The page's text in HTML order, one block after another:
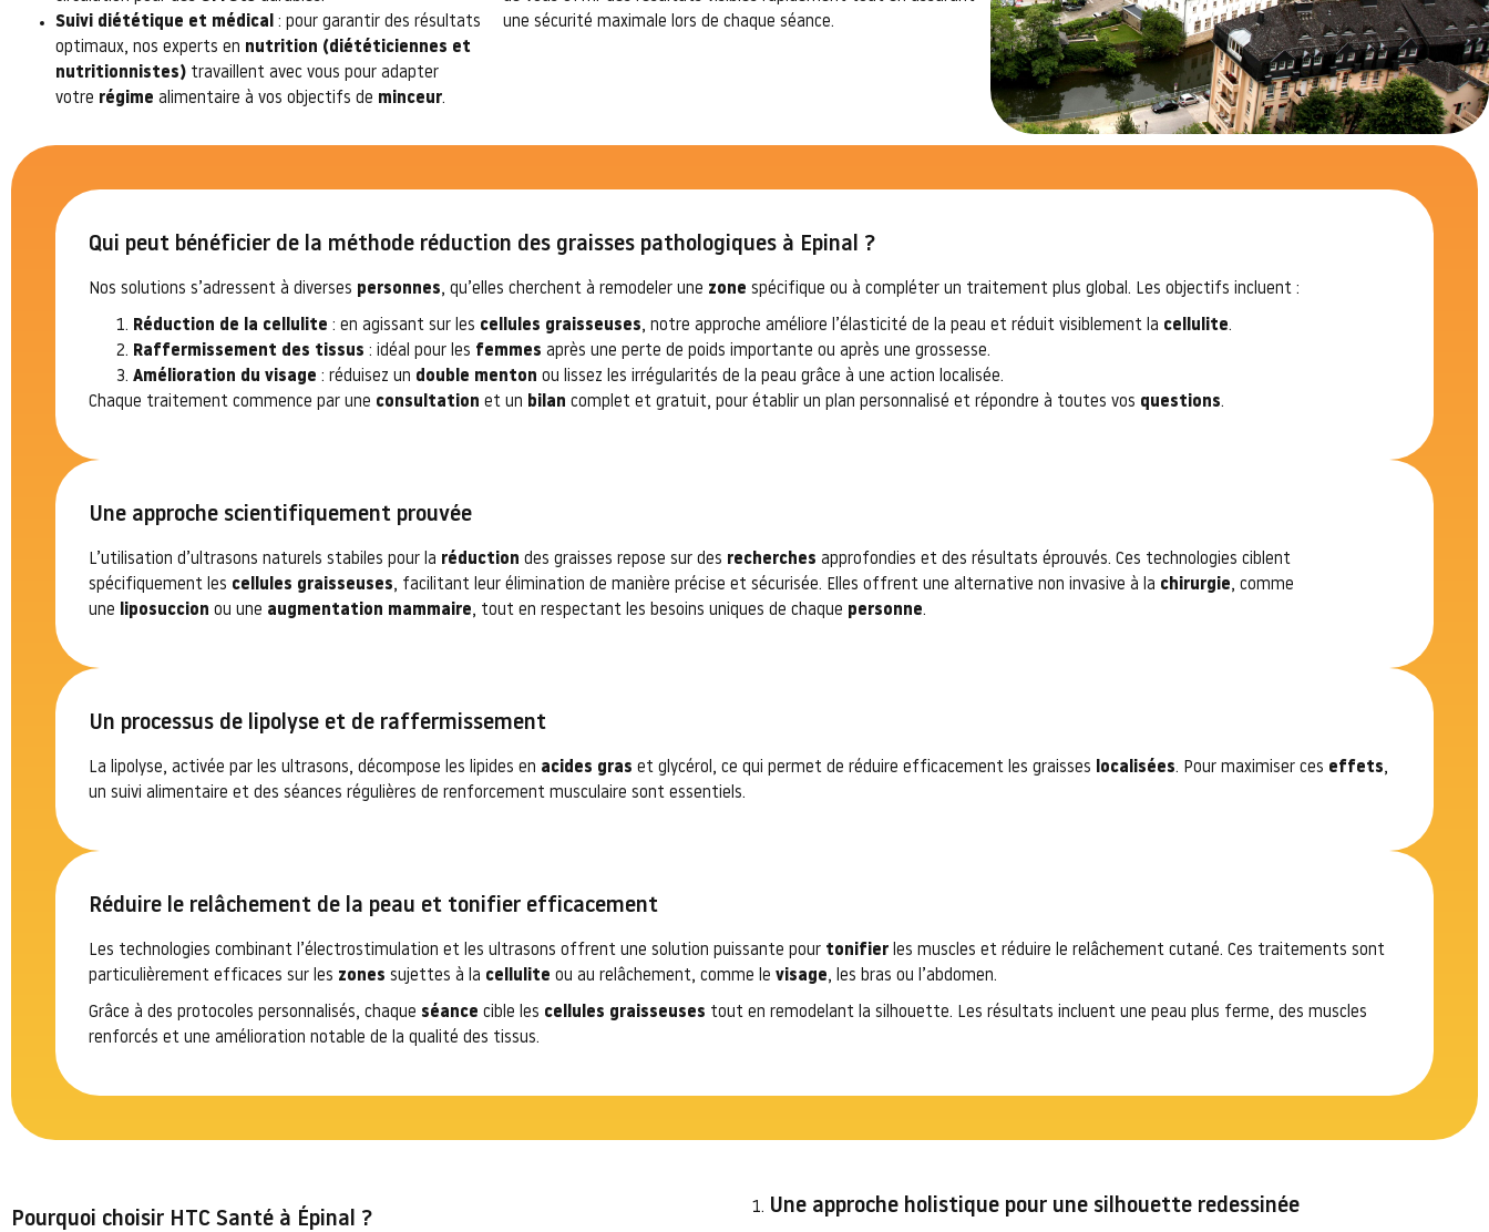
Suivi diététique et médical : pour garantir des résultats
optimaux, nos experts en nutrition (diététiciennes et
nutritionnistes) travaillent avec vous pour adapter
votre régime alimentaire à vos objectifs de minceur.
une sécurité maximale lors de chaque séance.
Qui peut bénéficier de la méthode réduction des graisses pathologiques à Epinal ?
Nos solutions s’adressent à diverses personnes, qu’elles cherchent à remodeler une zone spécifique ou à compléter un traitement plus global. Les objectifs incluent :
Réduction de la cellulite : en agissant sur les cellules graisseuses, notre approche améliore l’élasticité de la peau et réduit visiblement la cellulite.
Raffermissement des tissus : idéal pour les femmes après une perte de poids importante ou après une grossesse.
Amélioration du visage : réduisez un double menton ou lissez les irrégularités de la peau grâce à une action localisée.
Chaque traitement commence par une consultation et un bilan complet et gratuit, pour établir un plan personnalisé et répondre à toutes vos questions.
Une approche scientifiquement prouvée
L’utilisation d’ultrasons naturels stabiles pour la réduction des graisses repose sur des recherches approfondies et des résultats éprouvés. Ces technologies ciblent
spécifiquement les cellules graisseuses, facilitant leur élimination de manière précise et sécurisée. Elles offrent une alternative non invasive à la chirurgie, comme
une
liposuccion ou une augmentation mammaire, tout en respectant les besoins uniques de chaque personne.
Un processus de lipolyse et de raffermissement
La lipolyse, activée par les ultrasons, décompose les lipides en acides gras et glycérol, ce qui permet de réduire efficacement les graisses localisées. Pour maximiser ces effets,
un suivi alimentaire et des séances régulières de renforcement musculaire sont essentiels.
Réduire le relâchement de la peau et tonifier efficacement
Les technologies combinant l’électrostimulation et les ultrasons offrent une solution puissante pour tonifier les muscles et réduire le relâchement cutané. Ces traitements sont
particulièrement efficaces sur les zones sujettes à la cellulite ou au relâchement, comme le visage, les bras ou l’abdomen.
Grâce à des protocoles personnalisés, chaque séance cible les cellules graisseuses tout en remodelant la silhouette. Les résultats incluent une peau plus ferme, des muscles
renforcés et une amélioration notable de la qualité des tissus.
Pourquoi choisir HTC Santé à Épinal ?
Une approche holistique pour une silhouette redessinée